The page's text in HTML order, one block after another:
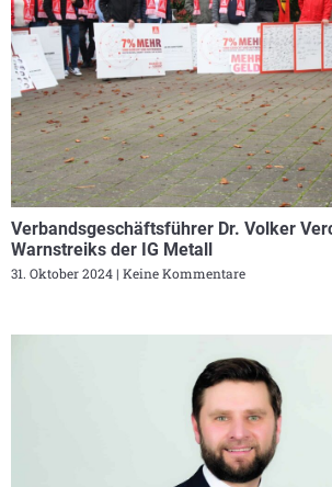
Verbandsgeschäftsführer Dr. Volker
Warnstreiks der IG Metall
31. Oktober 2024 Keine Kommentare